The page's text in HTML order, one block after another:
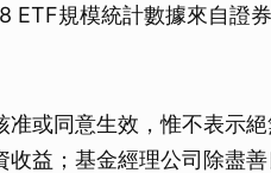
ETF規模統計數據來自證
准或同意生效，惟不表示
收益；基金經理公司除盡